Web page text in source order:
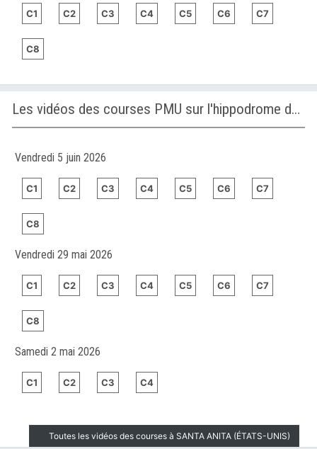
C1 C2 C3 C4 C5 C6 C7
C8
Les vidéos des courses PMU sur l'hippodrome de SANTA ANITA (ÉTATS-UNIS)
Vendredi 5 juin 2026
C1 C2 C3 C4 C5 C6 C7
C8
Vendredi 29 mai 2026
C1 C2 C3 C4 C5 C6 C7
C8
Samedi 2 mai 2026
C1 C2 C3 C4
Toutes les vidéos des courses à SANTA ANITA (ÉTATS-UNIS)